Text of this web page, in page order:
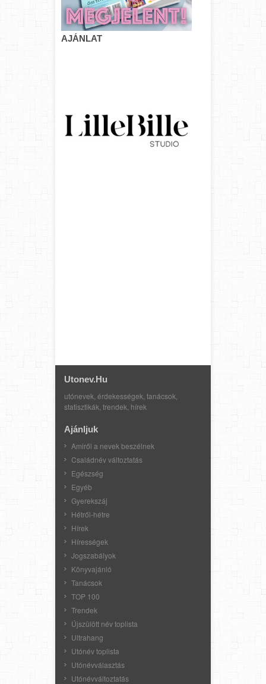
AJÁNLAT
Utonev.hu
utónevek, érdekességek, tanácsok,
statisztikák, trendek, hírek
Ajánljuk
Amiről a nevek beszélnek
Családnév változtatás
Egészség
Egyéb
Gyerekszáj
Hétről-hétre
Hírek
Hírességek
Jogszabályok
Könyvajánló
Tanácsok
TOP 100
Trendek
Újszülött név toplista
Ultrahang
Utónév toplista
Utónévválasztás
Utónévváltoztatás